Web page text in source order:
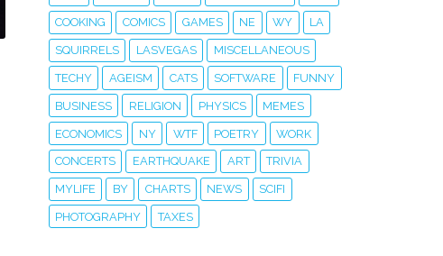
COOKING COMICS GAMES NE WY LA
SQUIRRELS LASVEGAS MISCELLANEOUS
TECHY AGEISM CATS SOFTWARE FUNNY
BUSINESS RELIGION PHYSICS MEMES
ECONOMICS NY WTF POETRY WORK
CONCERTS EARTHQUAKE ART TRIVIA
MYLIFE BY CHARTS NEWS SCIFI
PHOTOGRAPHY TAXES